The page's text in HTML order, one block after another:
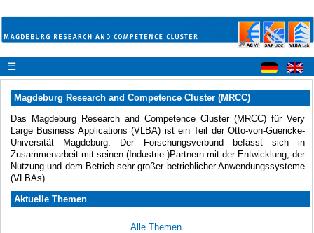
☰
Magdeburg Research and Competence Cluster (MRCC)
Das Magdeburg Research and Competence Cluster (MRCC) für Very
Large Business Applications (VLBA) ist ein Teil der Otto-von-Guericke-
Universität Magdeburg. Der Forschungsverbund befasst sich in
Zusammenarbeit mit seinen (Industrie-)Partnern mit der Entwicklung, der
Nutzung und dem Betrieb sehr großer betrieblicher Anwendungssysteme
(VLBAs) ...
Aktuelle Themen
Alle Themen ...